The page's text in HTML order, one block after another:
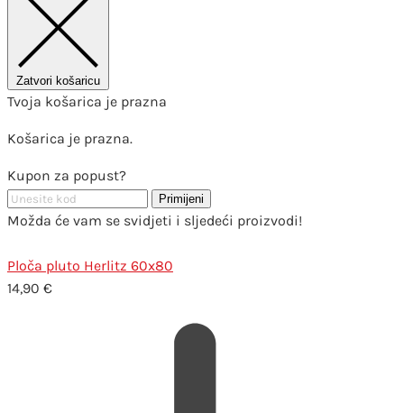
Zatvori košaricu
Tvoja košarica je prazna
Košarica je prazna.
Kupon za popust?
Primijeni
Možda će vam se svidjeti i sljedeći proizvodi!
Ploča pluto Herlitz 60x80
14,90 €